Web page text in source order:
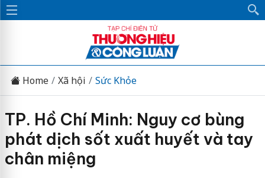
Home Xã hội Sức Khỏe
TP. Hồ Chí Minh: Nguy cơ bùng
phát dịch sốt xuất huyết và tay
chân miệng